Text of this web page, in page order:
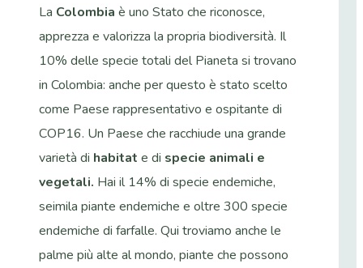
La Colombia è uno Stato che riconosce,
apprezza e valorizza la propria biodiversità. Il
10% delle specie totali del Pianeta si trovano
in Colombia: anche per questo è stato scelto
come Paese rappresentativo e ospitante di
COP16. Un Paese che racchiude una grande
varietà di habitat e di specie animali e
vegetali. Hai il 14% di specie endemiche,
seimila piante endemiche e oltre 300 specie
endemiche di farfalle. Qui troviamo anche le
palme più alte al mondo, piante che possono